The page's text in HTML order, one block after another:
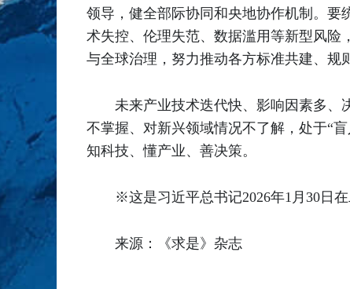
领导，健全部际协同和央地协作机制。要
术失控、伦理失范、数据滥用等新型风险
与全球治理，努力推动各方标准共建、规
未来产业技术迭代快、影响因素多、
不掌握、对新兴领域情况不了解，处于“
知科技、懂产业、善决策。
※这是习近平总书记2026年1月30日
来源：《求是》杂志